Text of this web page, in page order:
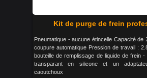
Kit de purge de frein
Pneumatique - aucune étincelle Capacité de
coupure automatique Pression de travail :
bouteille de remplissage de liquide de frein
transparant en silicone et un
caoutchoux